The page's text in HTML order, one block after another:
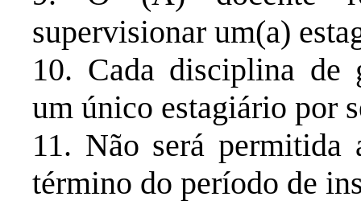
supervisionar um(a)
10. Cada disciplina de
um único estagiário por
11. Não será permitida
término do período de